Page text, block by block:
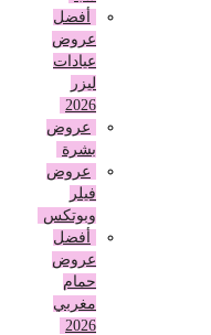
أفضل
عروض
عيادات
2026
عروض
بشرة
عروض
وبوتكس
أفضل
عروض
حمام
مغربي
2026